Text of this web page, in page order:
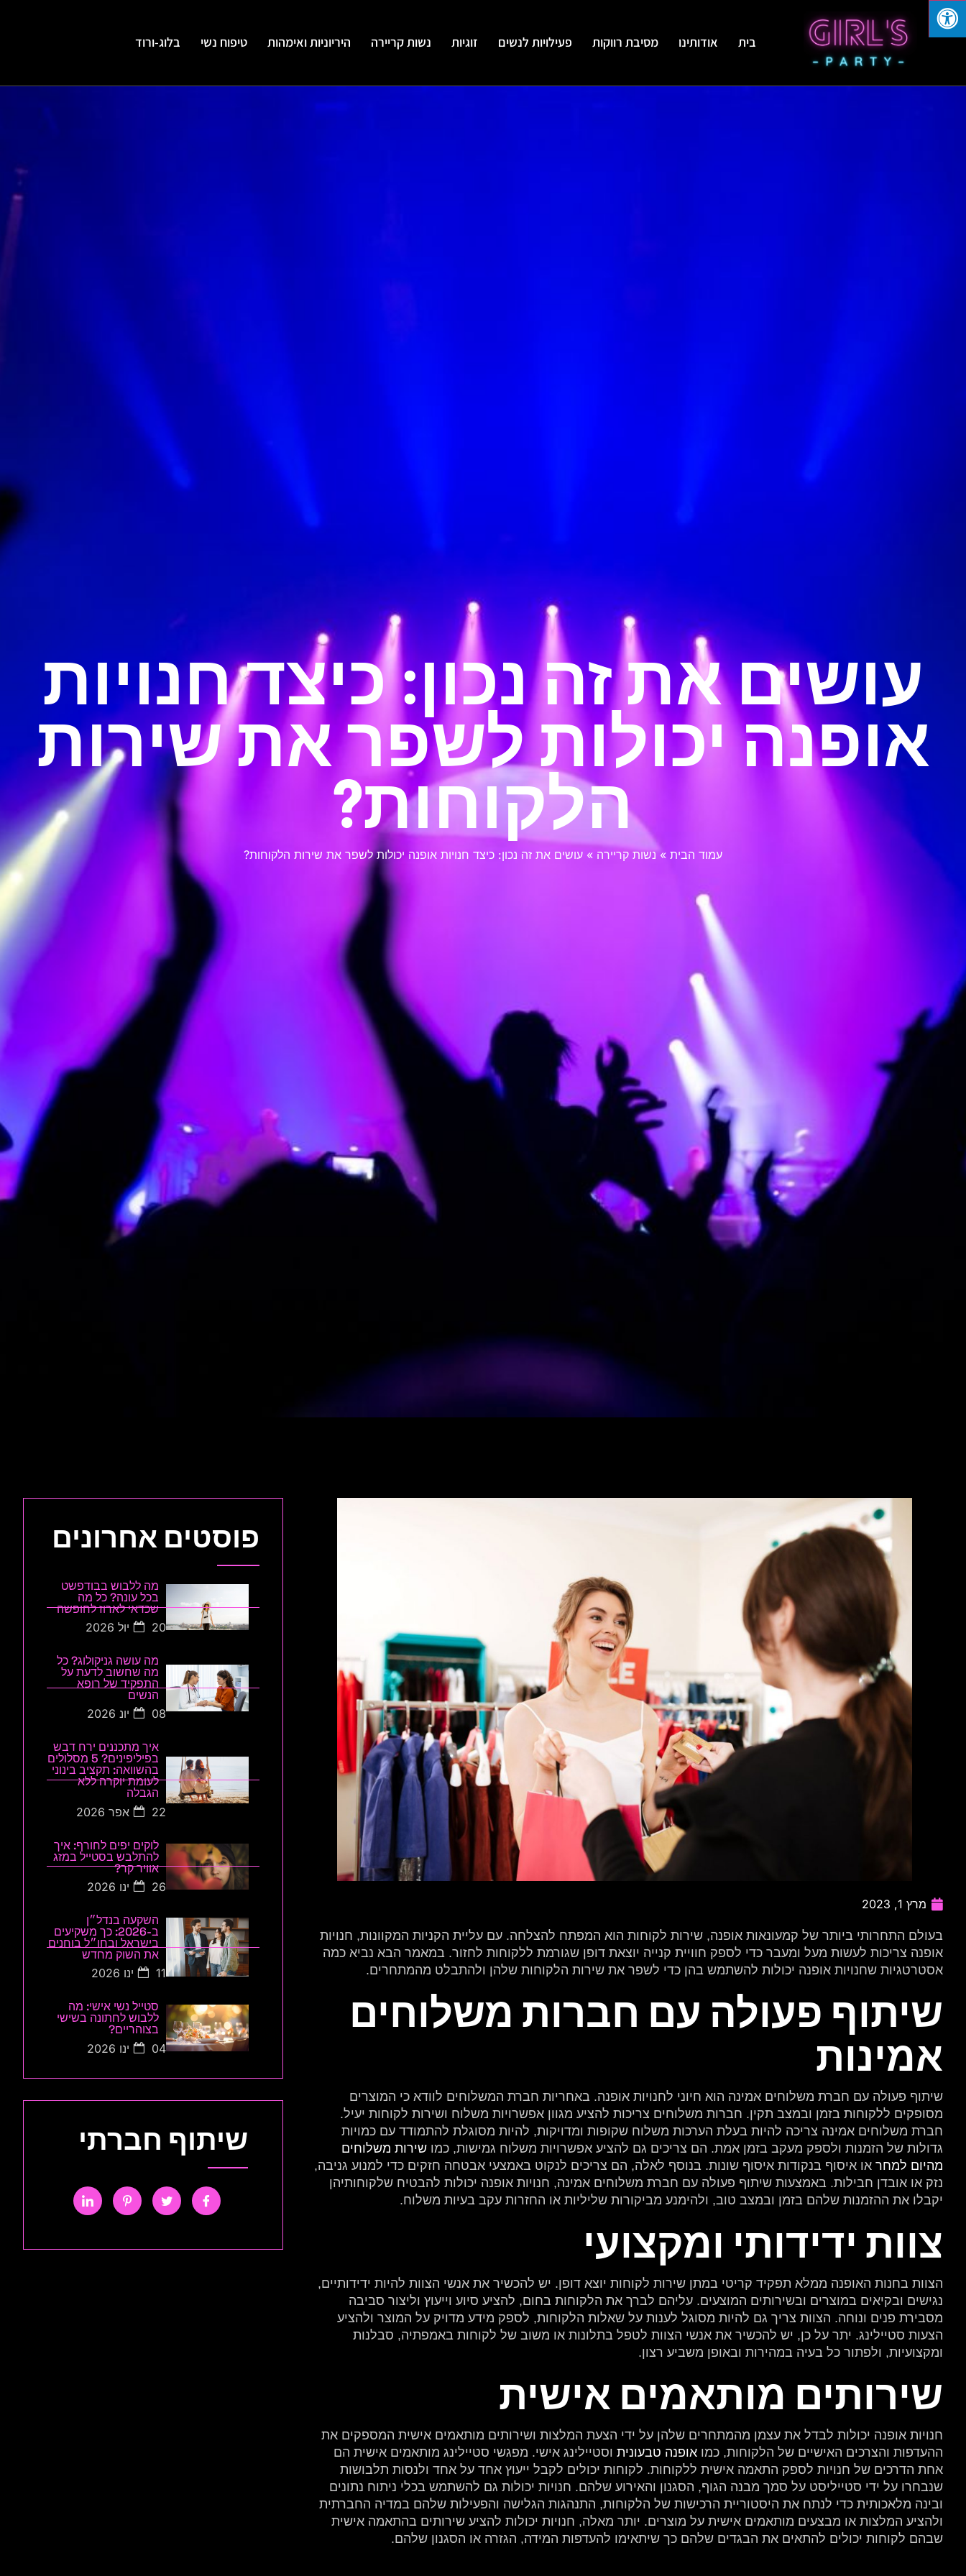
בית אודותינו מסיבת רווקות פעילויות לנשים זוגיות נשות קריירה היריוניות ואימהות טיפוח נשי בלוג-ורוד
עושים את זה נכון: כיצד חנויות
אופנה יכולות לשפר את שירות
הלקוחות?
עמוד הבית »נשות קריירה » עושים את זה נכון: כיצד חנויות אופנה יכולות לשפר את שירות הלקוחות?
מרץ 1, 2023
בעולם התחרותי ביותר של קמעונאות אופנה, שירות לקוחות הוא המפתח להצלחה. עם עליית הקניות המקוונות, חנויות
אופנה צריכות לעשות מעל ומעבר כדי לספק חוויית קנייה יוצאת דופן שגורמת ללקוחות לחזור. במאמר הבא נביא כמה
אסטרטגיות שחנויות אופנה יכולות להשתמש בהן כדי לשפר את שירות הלקוחות שלהן ולהתבלט מהמתחרים.
שיתוף פעולה עם חברות משלוחים
אמינות
שיתוף פעולה עם חברת משלוחים אמינה הוא חיוני לחנויות אופנה. באחריות חברת המשלוחים לוודא כי המוצרים
מסופקים ללקוחות בזמן ובמצב תקין. חברות משלוחים צריכות להציע מגוון אפשרויות משלוח ושירות לקוחות יעיל.
חברת משלוחים אמינה צריכה להיות בעלת הערכות משלוח שקופות ומדויקות, להיות מסוגלת להתמודד עם כמויות
גדולות של הזמנות ולספק מעקב בזמן אמת. הם צריכים גם להציע אפשרויות משלוח גמישות, כמו שירות משלוחים
מהיום למחר או איסוף בנקודות איסוף שונות. בנוסף לאלה, הם צריכים לנקוט באמצעי אבטחה חזקים כדי למנוע גניבה,
נזק או אובדן חבילות. באמצעות שיתוף פעולה עם חברת משלוחים אמינה, חנויות אופנה יכולות להבטיח שלקוחותיהן
יקבלו את ההזמנות שלהם בזמן ובמצב טוב, ולהימנע מביקורות שליליות או החזרות עקב בעיות משלוח.
צוות ידידותי ומקצועי
הצוות בחנות האופנה ממלא תפקיד קריטי במתן שירות לקוחות יוצא דופן. יש להכשיר את אנשי הצוות להיות ידידותיים,
נגישים ובקיאים במוצרים ובשירותים המוצעים. עליהם לברך את הלקוחות בחום, להציע סיוע וייעוץ וליצור סביבה
מסבירת פנים ונוחה. הצוות צריך גם להיות מסוגל לענות על שאלות הלקוחות, לספק מידע מדויק על המוצר ולהציע
הצעות סטיילינג. יתר על כן, יש להכשיר את אנשי הצוות לטפל בתלונות או משוב של לקוחות באמפתיה, סבלנות
ומקצועיות, ולפתור כל בעיה במהירות ובאופן משביע רצון.
שירותים מותאמים אישית
חנויות אופנה יכולות לבדל את עצמן מהמתחרים שלהן על ידי הצעת המלצות ושירותים מותאמים אישית המספקים את
ההעדפות והצרכים האישיים של הלקוחות, כמו אופנה טבעונית וסטיילינג אישי. מפגשי סטיילינג מותאמים אישית הם
אחת הדרכים של חנויות לספק התאמה אישית ללקוחות. לקוחות יכולים לקבל ייעוץ אחד על אחד ולנסות תלבושות
שנבחרו על ידי סטייליסט על סמך מבנה הגוף, הסגנון והאירוע שלהם. חנויות יכולות גם להשתמש בכלי ניתוח נתונים
ובינה מלאכותית כדי לנתח את היסטוריית הרכישות של הלקוחות, התנהגות הגלישה והפעילות שלהם במדיה החברתית
ולהציע המלצות או מבצעים מותאמים אישית על מוצרים. יותר מאלה, חנויות יכולות להציע שירותים בהתאמה אישית
שבהם לקוחות יכולים להתאים את הבגדים שלהם כך שיתאימו להעדפות המידה, הגזרה או הסגנון שלהם.
פוסטים אחרונים
מה ללבוש בבודפשט
בכל עונה? כל מה
שכדאי לארוז לחופשה
20 יול 2026
מה עושה גניקולוג? כל
מה שחשוב לדעת על
התפקיד של רופא
הנשים
08 יונ 2026
איך מתכננים ירח דבש
בפיליפינים? 5 מסלולים
בהשוואה: תקציב בינוני
לעומת יוקרה ללא
הגבלה
22 אפר 2026
לוקים יפים לחורף: איך
להתלבש בסטייל במזג
אוויר קר?
26 ינו 2026
השקעה בנדל״ן
ב-2026: כך משקיעים
בישראל ובחו״ל בוחנים
את השוק מחדש
11 ינו 2026
סטייל נשי אישי: מה
ללבוש לחתונה בשישי
בצוהריים?
04 ינו 2026
שיתוף חברתי